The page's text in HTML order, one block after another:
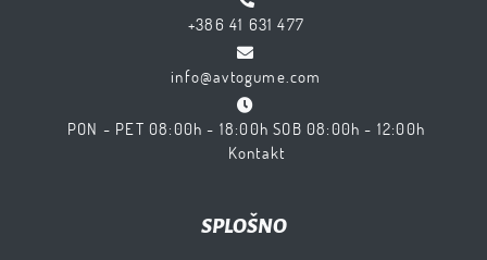
+386 41 631 477
info@avtogume.com
PON - PET 08:00h - 18:00h SOB 08:00h - 12:00h
Kontakt
SPLOŠNO